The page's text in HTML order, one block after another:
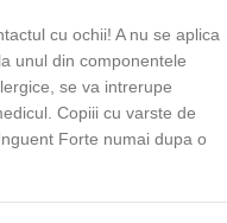
cu ochii! A nu se aplica
unul din componentele
se va intrerupe
Copiii cu varste de
Forte numai dupa o